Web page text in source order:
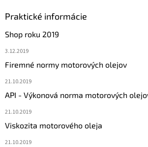
Praktické informácie
Shop roku 2019
3.12.2019
Firemné normy motorových olejov
21.10.2019
API - Výkonová norma motorových
21.10.2019
Viskozita motorového oleja
21.10.2019